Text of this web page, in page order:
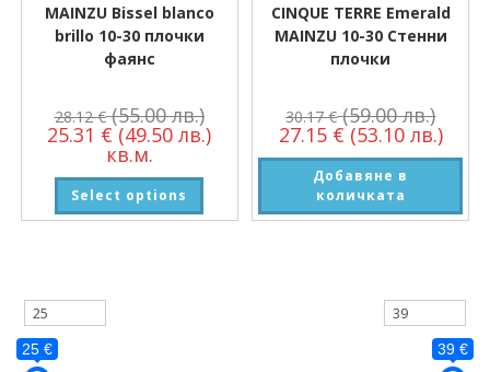
MAINZU Bissel blanco
brillo 10-30 плочки
фаянс
28.12€ (55.00 лв.)
25.31 € (49.50 лв.)
кв.м.
Select options
CINQUE TERRE Emerald
MAINZU 10-30 Стенни
плочки
30.17€ (59.00 лв.)
27.15 € (53.10 лв.)
Добавяне в
количката
25 € 39 €